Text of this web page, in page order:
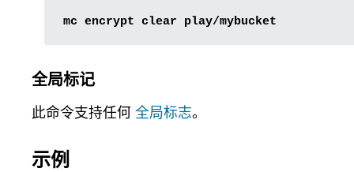
mc encrypt clear
全局标记
此命令支持任何 全局标志。
示例